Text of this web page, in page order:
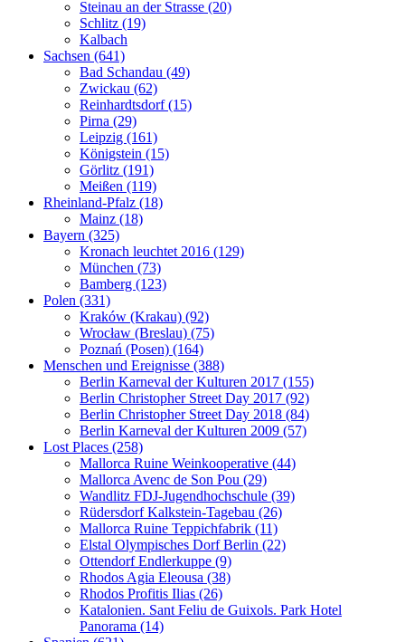
Steinau an der Strasse (20)
Schlitz (19)
Kalbach
Sachsen (641)
Bad Schandau (49)
Zwickau (62)
Reinhardtsdorf (15)
Pirna (29)
Leipzig (161)
Königstein (15)
Görlitz (191)
Meißen (119)
Rheinland-Pfalz (18)
Mainz (18)
Bayern (325)
Kronach leuchtet 2016 (129)
München (73)
Bamberg (123)
Polen (331)
Kraków (Krakau) (92)
Wrocław (Breslau) (75)
Poznań (Posen) (164)
Menschen und Ereignisse (388)
Berlin Karneval der Kulturen 2017 (155)
Berlin Christopher Street Day 2017 (92)
Berlin Christopher Street Day 2018 (84)
Berlin Karneval der Kulturen 2009 (57)
Lost Places (258)
Mallorca Ruine Weinkooperative (44)
Mallorca Avenc de Son Pou (29)
Wandlitz FDJ-Jugendhochschule (39)
Rüdersdorf Kalkstein-Tagebau (26)
Mallorca Ruine Teppichfabrik (11)
Elstal Olympisches Dorf Berlin (22)
Ottendorf Endlerkuppe (9)
Rhodos Agia Eleousa (38)
Rhodos Profitis Ilias (26)
Katalonien. Sant Feliu de Guixols. Park Hotel
Panorama (14)